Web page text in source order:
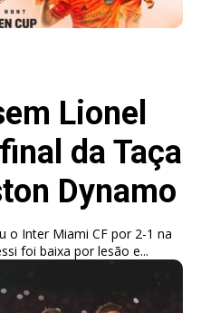
Lionel
da Taça
Dynamo
o Inter Miami CF por 2-1 na
foi baixa por lesão e...